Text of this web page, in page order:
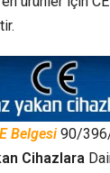
Belgesi 90/
Cihazlara